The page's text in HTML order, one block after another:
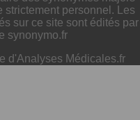
strictement personnel. Les
sur ce site sont édités par
synonymo.fr
d'Analyses Médicales.fr